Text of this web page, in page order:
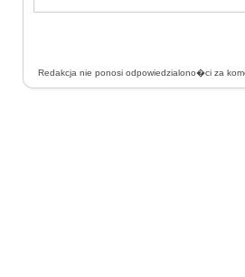
Redakcja nie ponosi odpowiedzialono�ci za